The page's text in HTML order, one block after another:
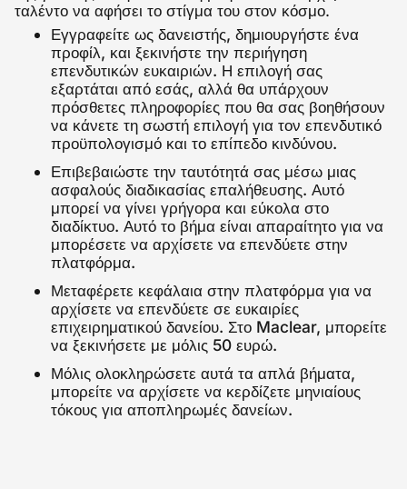
ταλέντο να αφήσει το στίγμα του στον κόσμο.
Εγγραφείτε ως δανειστής, δημιουργήστε ένα
προφίλ, και ξεκινήστε την περιήγηση
επενδυτικών ευκαιριών. Η επιλογή σας
εξαρτάται από εσάς, αλλά θα υπάρχουν
πρόσθετες πληροφορίες που θα σας βοηθήσουν
να κάνετε τη σωστή επιλογή για τον επενδυτικό
προϋπολογισμό και το επίπεδο κινδύνου.
Επιβεβαιώστε την ταυτότητά σας μέσω μιας
ασφαλούς διαδικασίας επαλήθευσης. Αυτό
μπορεί να γίνει γρήγορα και εύκολα στο
διαδίκτυο. Αυτό το βήμα είναι απαραίτητο για να
μπορέσετε να αρχίσετε να επενδύετε στην
πλατφόρμα.
Μεταφέρετε κεφάλαια στην πλατφόρμα για να
αρχίσετε να επενδύετε σε ευκαιρίες
επιχειρηματικού δανείου. Στο Maclear, μπορείτε
να ξεκινήσετε με μόλις 50 ευρώ.
Μόλις ολοκληρώσετε αυτά τα απλά βήματα,
μπορείτε να αρχίσετε να κερδίζετε μηνιαίους
τόκους για αποπληρωμές δανείων.